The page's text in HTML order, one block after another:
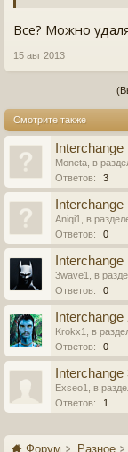
Все? Можно
15 авг 2013
Смотрите также
Moneta , в
Ответов:
3
Aniqi1 , в
Ответов:
0
3wave1 , в
Ответов:
0
Krokx1 , в
Ответов:
0
Exseo1 , в
Ответов:
1
Форум Разное